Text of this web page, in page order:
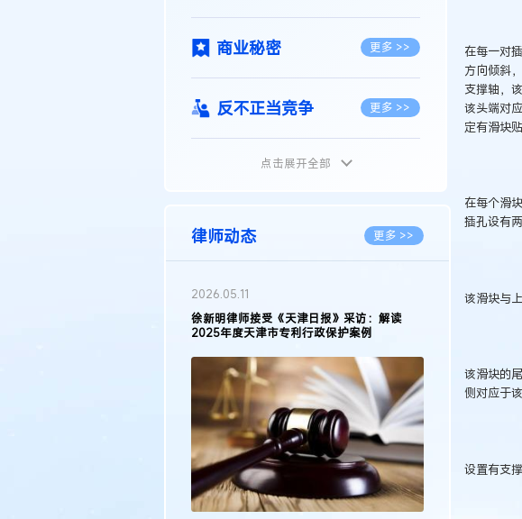
商业秘密 更多 >>
反不正当竞争 更多 >>
植物新品种
地理标志 更多 >>
集成电路布图设计
传统文化 更多 >>
点击展开全部
律师动态 更多 >>
2026.05.11
徐新明律师接受《天津日报》采访：解读
2025年度天津市专利行政保护案例
2026.03.09
在每一对
方向倾斜
支撑轴，
该头端对
定有滑块
在每个滑
插孔设有
该滑块与
该滑块的
侧对应于
设置有支